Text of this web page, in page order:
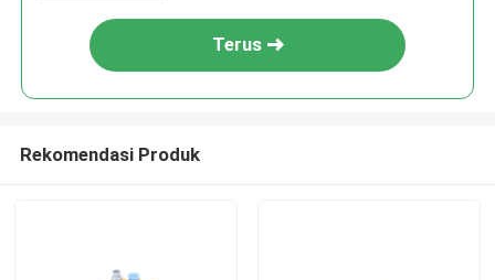
Terus
Rekomendasi Produk